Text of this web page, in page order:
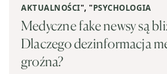
AKTUALNOŚCI", "PSYCHOLOGIA
Medyczne fake newsy są
Dlaczego dezinformacja
groźna?